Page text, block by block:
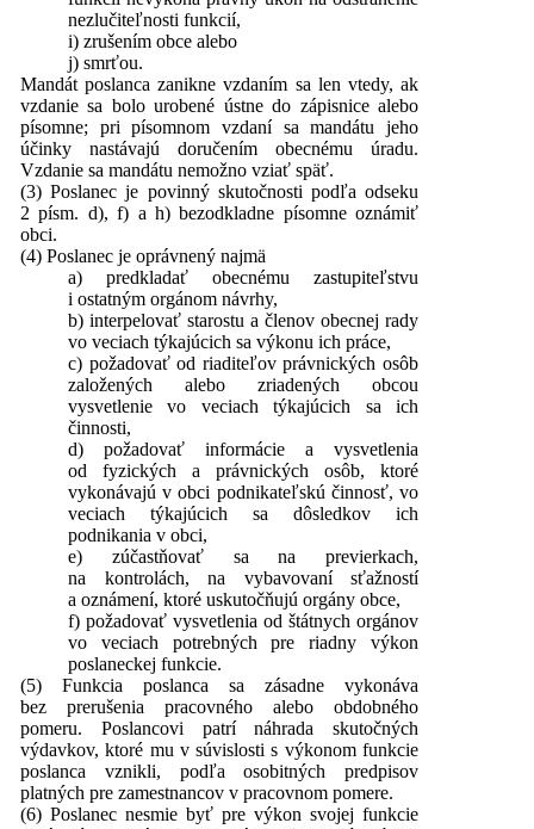
nezlučiteľnosti funkcií,
i) zrušením obce alebo
j) smrťou.
Mandát poslanca zanikne vzdaním sa len vtedy, ak
vzdanie sa bolo urobené ústne do zápisnice alebo
písomne; pri písomnom vzdaní sa mandátu jeho
účinky nastávajú doručením obecnému úradu.
Vzdanie sa mandátu nemožno vziať späť.
(3) Poslanec je povinný skutočnosti podľa odseku
2 písm. d), f) a h) bezodkladne písomne oznámiť
obci.
(4) Poslanec je oprávnený najmä
a) predkladať obecnému zastupiteľstvu
i ostatným orgánom návrhy,
b) interpelovať starostu a členov obecnej rady
vo veciach týkajúcich sa výkonu ich práce,
c) požadovať od riaditeľov právnických osôb
založených alebo zriadených obcou
vysvetlenie vo veciach týkajúcich sa ich
činnosti,
d) požadovať informácie a vysvetlenia
od fyzických a právnických osôb, ktoré
vykonávajú v obci podnikateľskú činnosť, vo
veciach týkajúcich sa dôsledkov ich
podnikania v obci,
e) zúčastňovať sa na previerkach,
na kontrolách, na vybavovaní sťažností
a oznámení, ktoré uskutočňujú orgány obce,
f) požadovať vysvetlenia od štátnych orgánov
vo veciach potrebných pre riadny výkon
poslaneckej funkcie.
(5) Funkcia poslanca sa zásadne vykonáva
bez prerušenia pracovného alebo obdobného
pomeru. Poslancovi patrí náhrada skutočných
výdavkov, ktoré mu v súvislosti s výkonom funkcie
poslanca vznikli, podľa osobitných predpisov
platných pre zamestnancov v pracovnom pomere.
(6) Poslanec nesmie byť pre výkon svojej funkcie